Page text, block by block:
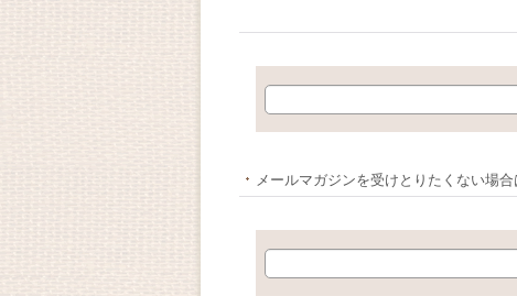
メールマガジンを受けとりたくない場